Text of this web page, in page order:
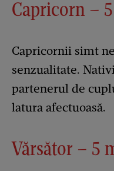
Capricorn –
Capricornii simt
senzualitate.
partenerul de
latura afectuoasă.
Vărsător – 5